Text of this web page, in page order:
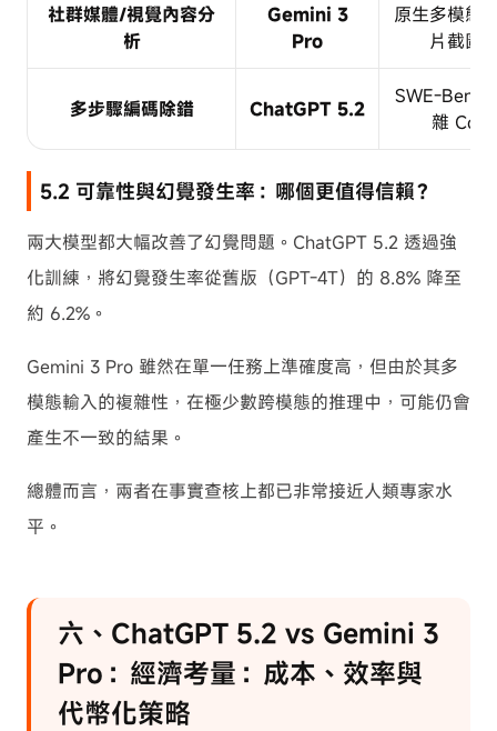
社群媒體/視覺內容分
析
Gemini 3
Pro
原生多模態
片截圖
多步驟編碼除錯 ChatGPT 5.2
SWE-
雜
5.2 可靠性與幻覺發生率：哪個更值得信賴？
兩大模型都大幅改善了幻覺問題。ChatGPT 5.2 透過強
化訓練，將幻覺發生率從舊版（GPT-4T）的 8.8% 降至
約 6.2%。
Gemini 3 Pro 雖然在單一任務上準確度高，但由於其多
模態輸入的複雜性，在極少數跨模態的推理中，可能仍會
產生不一致的結果。
總體而言，兩者在事實查核上都已非常接近人類專家水
平。
六、ChatGPT 5.2 vs Gemini 3
Pro：經濟考量：成本、效率與
代幣化策略